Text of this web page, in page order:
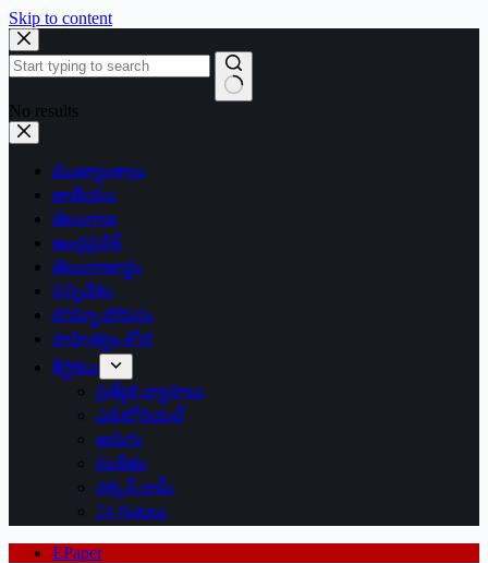
Skip to content
No results
ముఖ్యాంశాలు
జాతీయం
తెలంగాణ
ఆంధ్రప్రదేశ్
తెలంగాణార్థం
సన్నివేశం
బొమ్మా బొరుసు
సాహిత్యం-శోభ
శీర్షికలు
ప్రత్యేక వ్యాసాలు
ఎడిటోరియల్
అరుగు
సంకేతం
దక్కన్.కామ్
24 గంటలు
EPaper